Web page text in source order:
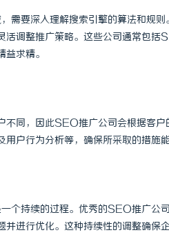
需要深入理解搜索引擎的算法和规
活调整推广策略。这些公司通常包
求精。
不同，因此SEO推广公司会根据客
用户行为分析等，确保所采取的措施
个持续的过程。优秀的SEO推广公
并进行优化。这种持续性的调整确保
武汉配眼镜 上海配眼镜